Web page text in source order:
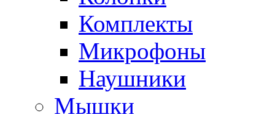
Комплекты
Микрофоны
Наушники
Мышки